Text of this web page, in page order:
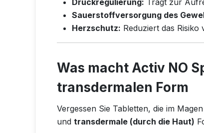
Druckregulierung: Trägt zur
Sauerstoffversorgung des
Herzschutz: Reduziert das
Was macht Activ NO
transdermalen Form
Vergessen Sie Tabletten, die im
und transdermale (durch die Haut)